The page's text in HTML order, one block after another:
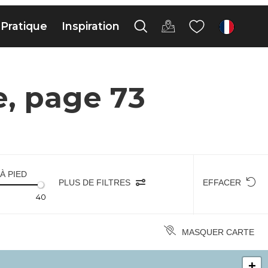
Pratique Inspiration fr
page 73
PIED
40
PLUS DE FILTRES EFFACER
+